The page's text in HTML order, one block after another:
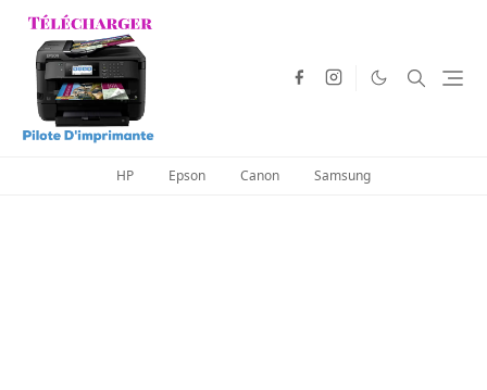
HP Epson Canon Samsung